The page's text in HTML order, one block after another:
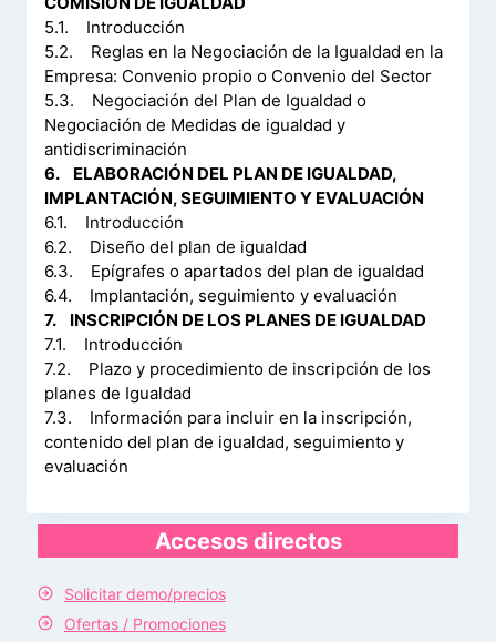
5.1. Introducción
5.2. Reglas en la Negociación de la Igualdad en la
Empresa: Convenio propio o Convenio del Sector
5.3. Negociación del Plan de Igualdad o
Negociación de Medidas de igualdad y
antidiscriminación
6. ELABORACIÓN DEL PLAN DE IGUALDAD,
IMPLANTACIÓN, SEGUIMIENTO Y EVALUACIÓN
6.1. Introducción
6.2. Diseño del plan de igualdad
6.3. Epígrafes o apartados del plan de igualdad
6.4. Implantación, seguimiento y evaluación
7. INSCRIPCIÓN DE LOS PLANES DE IGUALDAD
7.1. Introducción
7.2. Plazo y procedimiento de inscripción de los
planes de Igualdad
7.3. Información para incluir en la inscripción,
contenido del plan de igualdad, seguimiento y
evaluación
Accesos directos
Solicitar demo/precios
Ofertas / Promociones